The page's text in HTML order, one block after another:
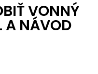
VONNÝ
A NÁVOD